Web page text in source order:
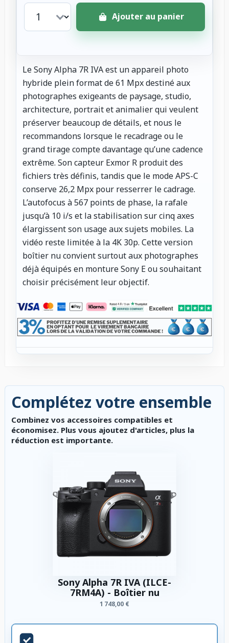
Ajouter au panier
Le Sony Alpha 7R IVA est un appareil photo
hybride plein format de 61 Mpx destiné aux
photographes exigeants de paysage, studio,
architecture, portrait et animalier qui veulent
préserver beaucoup de détails, et nous le
recommandons lorsque le recadrage ou le
grand tirage compte davantage qu’une cadence
extrême. Son capteur Exmor R produit des
fichiers très définis, tandis que le mode APS-C
conserve 26,2 Mpx pour resserrer le cadrage.
L’autofocus à 567 points de phase, la rafale
jusqu’à 10 i/s et la stabilisation sur cinq axes
élargissent son usage aux sujets mobiles. La
vidéo reste limitée à la 4K 30p. Cette version
boîtier nu convient surtout aux photographes
déjà équipés en monture Sony E ou souhaitant
choisir précisément leur objectif.
Complétez votre ensemble
Combinez vos accessoires compatibles et
économisez. Plus vous ajoutez d'articles, plus la
réduction est importante.
Sony Alpha 7R IVA (ILCE-
7RM4A) - Boîtier nu
1 748,00 €